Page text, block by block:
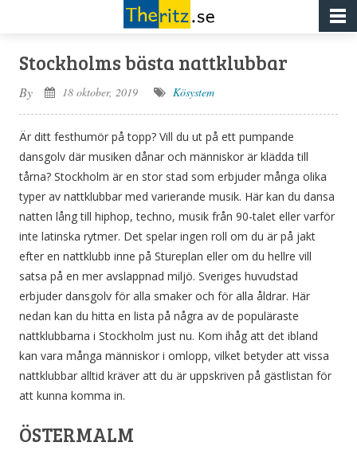
Stockholms bästa nattklubbar
By 18 oktober, 2019 Kösystem
Är ditt festhumör på topp? Vill du ut på ett pumpande
dansgolv där musiken dånar och människor är klädda till
tårna? Stockholm är en stor stad som erbjuder många olika
typer av nattklubbar med varierande musik. Här kan du dansa
natten lång till hiphop, techno, musik från 90-talet eller varför
inte latinska rytmer. Det spelar ingen roll om du är på jakt
efter en nattklubb inne på Stureplan eller om du hellre vill
satsa på en mer avslappnad miljö. Sveriges huvudstad
erbjuder dansgolv för alla smaker och för alla åldrar. Här
nedan kan du hitta en lista på några av de populäraste
nattklubbarna i Stockholm just nu. Kom ihåg att det ibland
kan vara många människor i omlopp, vilket betyder att vissa
nattklubbar alltid kräver att du är uppskriven på gästlistan för
att kunna komma in.
ÖSTERMALM